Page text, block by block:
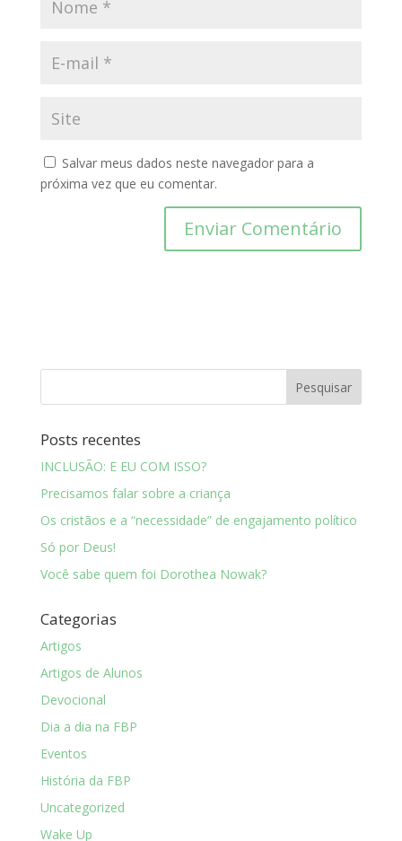
Salvar meus dados neste navegador para a
próxima vez que eu comentar.
Posts recentes
INCLUSÃO: E EU COM ISSO?
Precisamos falar sobre a criança
Os cristãos e a “necessidade” de engajamento político
Só por Deus!
Você sabe quem foi Dorothea Nowak?
Categorias
Artigos
Artigos de Alunos
Devocional
Dia a dia na FBP
Eventos
História da FBP
Uncategorized
Wake Up